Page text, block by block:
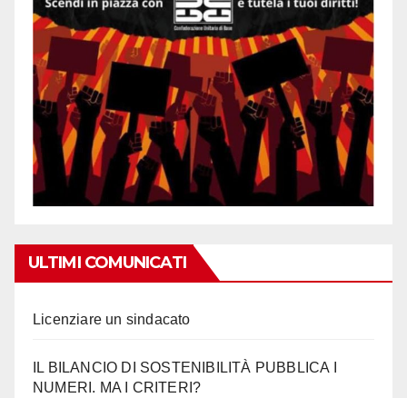
ULTIMI COMUNICATI
Licenziare un sindacato
IL BILANCIO DI SOSTENIBILITÀ PUBBLICA I
NUMERI. MA I CRITERI?